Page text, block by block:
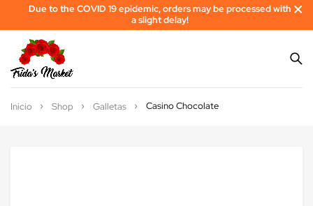
Due to the COVID 19 epidemic, orders may be processed with
a slight delay!
Inicio Shop Galletas Casino Chocolate